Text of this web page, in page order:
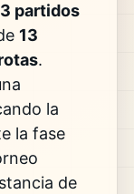
partidos
13
.
la
la fase
de